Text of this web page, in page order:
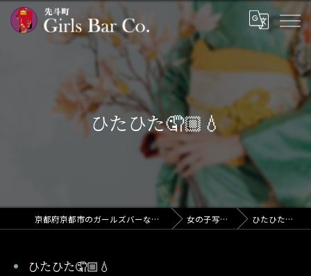
ひたひた🤦🏼💧
京都府京都市のガールズバーならGirls Bar Co. 女の子写メ日記 ひたひた🤦🏼💧
ひたひた🤦🏼💧